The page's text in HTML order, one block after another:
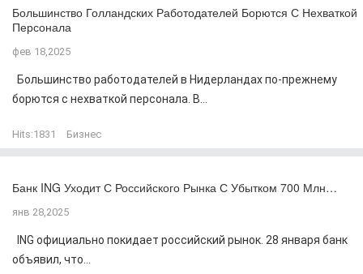
Большинство Голландских Работодателей Борются С Нехваткой
Персонала
фев 18,2025
Большинство работодателей в Нидерландах по-прежнему
борются с нехваткой персонала. В...
Hits:1831 Бизнес
Банк ING Уходит С Российского Рынка С Убытком 700 Млн…
янв 28,2025
ING официально покидает российский рынок. 28 января банк
объявил, что...